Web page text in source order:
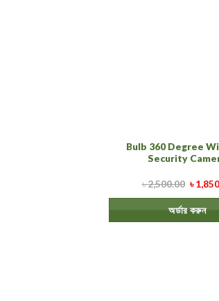
Bulb 360 Degree
Security
৳2,500.00 ৳
অর্ডার করুন